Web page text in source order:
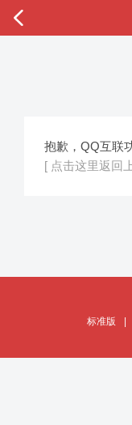
抱歉，QQ互联
[ 点击这里返回
标准版